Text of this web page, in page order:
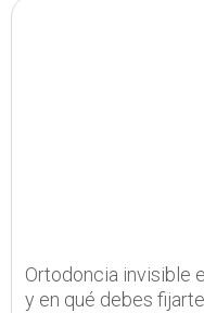
Ortodoncia invisible
y en qué debes